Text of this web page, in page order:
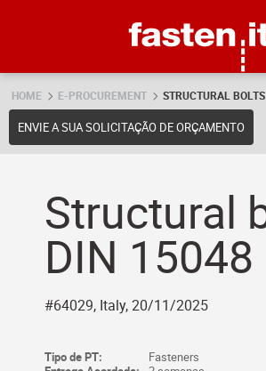
HOME E-PROCUREMENT STRUCTURAL BOLTS
ENVIE A SUA SOLICITAÇÃO DE ORÇAMENTO
Structural
DIN 15048
#64029, Italy, 20/11/2025
Tipo de PT:
Fasteners